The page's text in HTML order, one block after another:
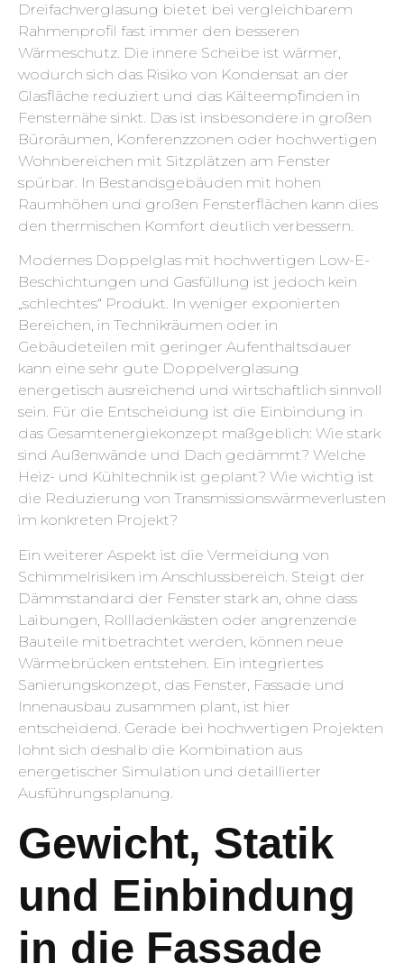
Dreifachverglasung bietet bei vergleichbarem
Rahmenprofil fast immer den besseren
Wärmeschutz. Die innere Scheibe ist wärmer,
wodurch sich das Risiko von Kondensat an der
Glasfläche reduziert und das Kälteempfinden in
Fensternähe sinkt. Das ist insbesondere in großen
Büroräumen, Konferenzzonen oder hochwertigen
Wohnbereichen mit Sitzplätzen am Fenster
spürbar. In Bestandsgebäuden mit hohen
Raumhöhen und großen Fensterflächen kann dies
den thermischen Komfort deutlich verbessern.
Modernes Doppelglas mit hochwertigen Low-E-
Beschichtungen und Gasfüllung ist jedoch kein
„schlechtes“ Produkt. In weniger exponierten
Bereichen, in Technikräumen oder in
Gebäudeteilen mit geringer Aufenthaltsdauer
kann eine sehr gute Doppelverglasung
energetisch ausreichend und wirtschaftlich sinnvoll
sein. Für die Entscheidung ist die Einbindung in
das Gesamtenergiekonzept maßgeblich: Wie stark
sind Außenwände und Dach gedämmt? Welche
Heiz- und Kühltechnik ist geplant? Wie wichtig ist
die Reduzierung von Transmissionswärmeverlusten
im konkreten Projekt?
Ein weiterer Aspekt ist die Vermeidung von
Schimmelrisiken im Anschlussbereich. Steigt der
Dämmstandard der Fenster stark an, ohne dass
Laibungen, Rollladenkästen oder angrenzende
Bauteile mitbetrachtet werden, können neue
Wärmebrücken entstehen. Ein integriertes
Sanierungskonzept, das Fenster, Fassade und
Innenausbau zusammen plant, ist hier
entscheidend. Gerade bei hochwertigen Projekten
lohnt sich deshalb die Kombination aus
energetischer Simulation und detaillierter
Ausführungsplanung.
Gewicht, Statik
und Einbindung
in die Fassade